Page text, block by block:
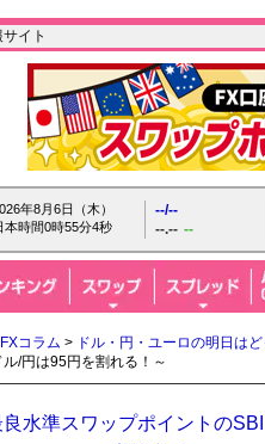
イト
年8月6日（木）
本時間0時55分5秒
--/--
--.-- --
コラム > ドル・円・ユーロの明日は
/円は95円を割れる！～
水準スワップポイントの